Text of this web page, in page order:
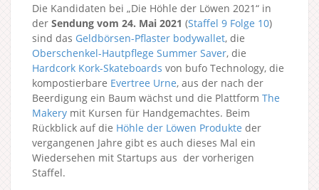
Die Kandidaten bei „Die Höhle der Löwen 2021“ in
der Sendung vom 24. Mai 2021 (Staffel 9 Folge 10)
sind das Geldbörsen-Pflaster bodywallet, die
Oberschenkel-Hautpflege Summer Saver, die
Hardcork Kork-Skateboards von bufo Technology, die
kompostierbare Evertree Urne, aus der nach der
Beerdigung ein Baum wächst und die Plattform The
Makery mit Kursen für Handgemachtes. Beim
Rückblick auf die Höhle der Löwen Produkte der
vergangenen Jahre gibt es auch dieses Mal ein
Wiedersehen mit Startups aus der vorherigen
Staffel.